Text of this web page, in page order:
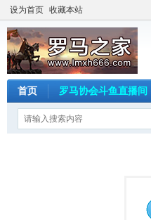
设为首页 收藏本站
首页 罗马协会斗鱼直播间